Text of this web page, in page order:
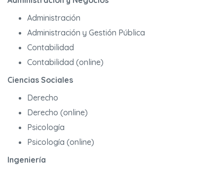
Administración
Administración y Gestión Pública
Contabilidad
Contabilidad (online)
Ciencias Sociales
Derecho
Derecho (online)
Psicología
Psicología (online)
Ingeniería